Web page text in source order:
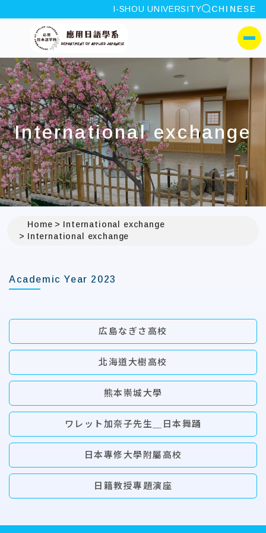
:::
I-SHOU UNIVERSITY site search
CHINESE
I-SHOU
側選單
International exchange
Home
International exchange
International exchange
Academic Year 2023
広島なぎさ高校
北海道大樹高校
熊本崇城大學
ワレット加奈子先生＿日本舞踊
日本專修大學附屬高校
日籍教授專題演座